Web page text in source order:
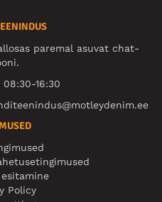
paremal asuvat chat-
08:30-16:30
esitamine
Policy